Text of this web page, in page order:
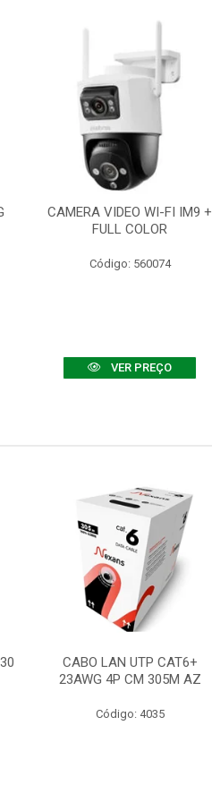
CAMERA VIDEO WI-FI IM9 +
FULL COLOR
Código: 560074
VER PREÇO
CABO LAN UTP CAT6+
23AWG 4P CM 305M AZ
Código: 4035